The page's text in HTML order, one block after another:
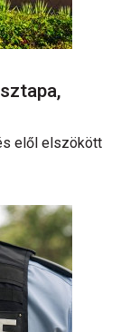
elől elszökött